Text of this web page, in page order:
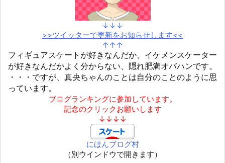
↓↓↓
>>ツイッターで更新をお知らせします<<
↑↑↑
フィギュアスケートが好きなんだか、イケメンスケーター
が好きなんだかよく分からない、隠れ肥満オバハンです。
・・・ですが、真央ちゃんのことは自分のことのように思
っています。
ブログランキングに参加しています。
記念のクリックお願いします
↓↓↓↓
にほんブログ村
（別ウインドウで開きます）